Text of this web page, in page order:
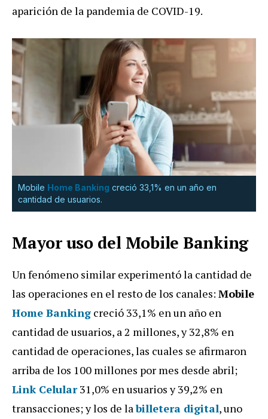
aparición de la pandemia de COVID-19.
Mobile Home Banking creció 33,1% en un año en
cantidad de usuarios.
Mayor uso del Mobile Banking
Un fenómeno similar experimentó la cantidad de
las operaciones en el resto de los canales: Mobile
Home Banking creció 33,1% en un año en
cantidad de usuarios, a 2 millones, y 32,8% en
cantidad de operaciones, las cuales se afirmaron
arriba de los 100 millones por mes desde abril;
Link Celular31,0% en usuarios y 39,2% en
transacciones; y los de labilletera digital, uno